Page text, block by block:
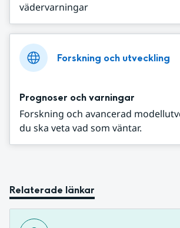
vädervarningar
Forskning och utveckling
Prognoser och varningar
Forskning och avancerad
du ska veta vad som väntar.
Relaterade länkar